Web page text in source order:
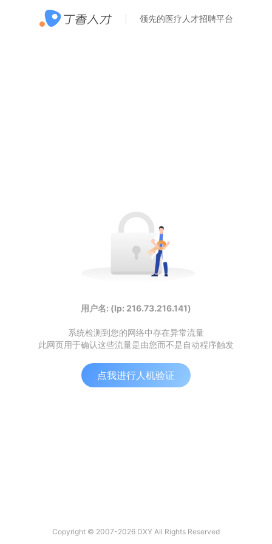
领先的医疗人才招聘平台
用户名: (Ip: 216.73.216.141)
系统检测到您的网络中存在异常流量
此网页用于确认这些流量是由您而不是自动程序触发
点我进行人机验证
Copyright © 2007-2026 DXY All Rights Reserved